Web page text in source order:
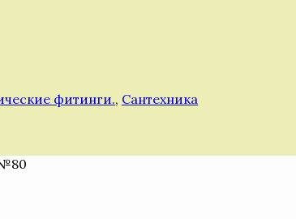
фитинги., Сантехника